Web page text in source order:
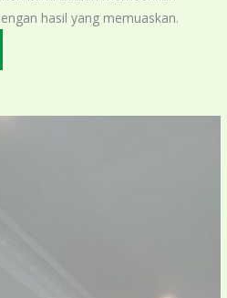
hasil yang memuaskan.